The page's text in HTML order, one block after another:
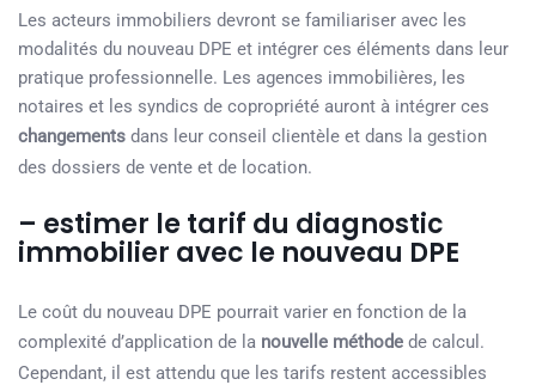
Les acteurs immobiliers devront se familiariser avec les
modalités du nouveau DPE et intégrer ces éléments dans leur
pratique professionnelle. Les agences immobilières, les
notaires et les syndics de copropriété auront à intégrer ces
changements dans leur conseil clientèle et dans la gestion
des dossiers de vente et de location.
– estimer le tarif du diagnostic
immobilier avec le nouveau DPE
Le coût du nouveau DPE pourrait varier en fonction de la
complexité d’application de la nouvelle méthode de calcul.
Cependant, il est attendu que les tarifs restent accessibles